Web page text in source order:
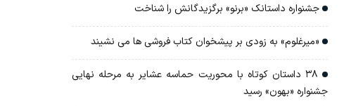
جشنواره داستانک «برنو» برگزیدگانش را شناخت
«میرغلوم» به زودی بر پیشخوان کتاب فروشی ها می نشیند
۳۸ داستان کوتاه با محوریت حماسه عشایر به مرحله نهایی
جشنواره «بهون» رسید